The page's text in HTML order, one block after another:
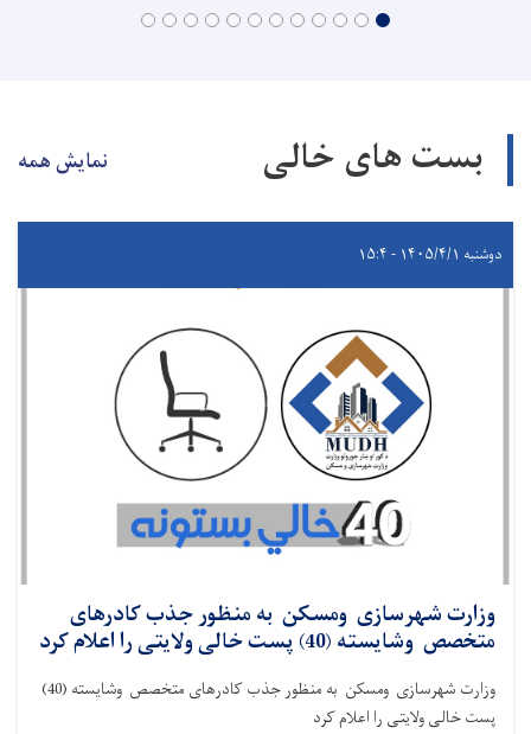
بست های خالی نمایش همه
دوشنبه ۱۴۰۵/۴/۱ - ۱۵:۴
وزارت شهرسازی ومسکن به منظور جذب کادرهای
متخصص وشایسته (40) پست خالی ولایتی را اعلام کرد
وزارت شهرسازی ومسکن به منظور جذب کادرهای متخصص وشایسته (40)
پست خالی ولایتی را اعلام کرد